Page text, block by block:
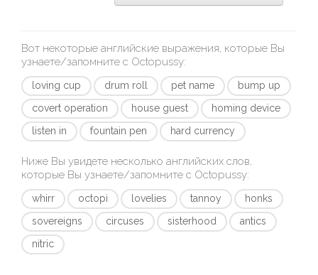
Вот некоторые английские выражения, которые Вы
узнаете/запомните с Octopussy:
loving cup drum roll pet name
bump up
covert operation
house guest
homing device
listen in
fountain pen hard currency
Ниже Вы увидете несколько английских слов,
которые Вы узнаете/запомните с Octopussy:
whirr octopi lovelies tannoy
honks
sovereigns
circuses sisterhood
antics
nitric